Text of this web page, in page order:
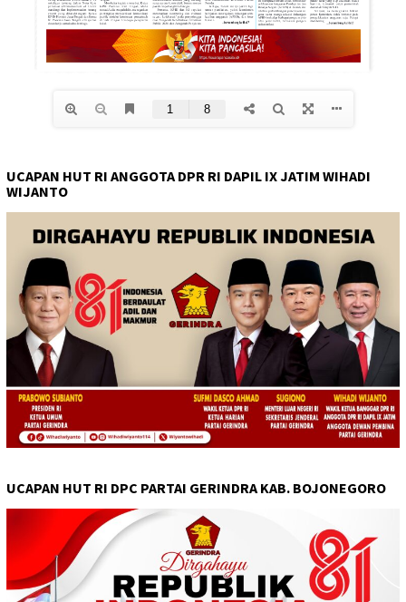
UCAPAN HUT RI ANGGOTA DPR RI DAPIL IX JATIM WIHADI
WIJANTO
UCAPAN HUT RI DPC PARTAI GERINDRA KAB. BOJONEGORO